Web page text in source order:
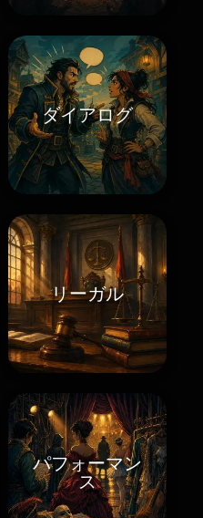
ダイアログ
リーガル
パフォーマン
ス